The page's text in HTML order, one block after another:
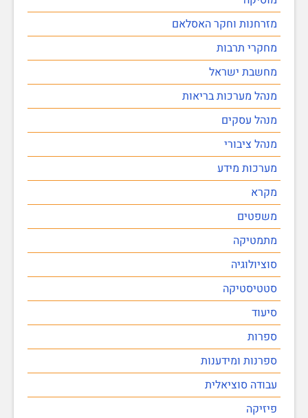
מזרחנות וחקר האסלאם
מחקרי תרבות
מחשבת ישראל
מנהל מערכות בריאות
מנהל עסקים
מנהל ציבורי
מערכות מידע
מקרא
משפטים
מתמטיקה
סוציולוגיה
סטטיסטיקה
סיעוד
ספרות
ספרנות ומידענות
עבודה סוציאלית
פיזיקה